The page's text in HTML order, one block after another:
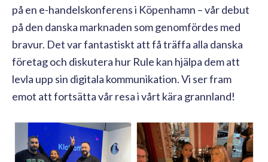
på en e-handelskonferens i Köpenhamn – vår debut
på den danska marknaden som genomfördes med
bravur. Det var fantastiskt att få träffa alla danska
företag och diskutera hur Rule kan hjälpa dem att
levla upp sin digitala kommunikation. Vi ser fram
emot att fortsätta vår resa i vårt kära grannland!